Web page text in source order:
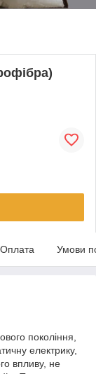
Оплата Умови
покоління,
електрику,
впливу, не